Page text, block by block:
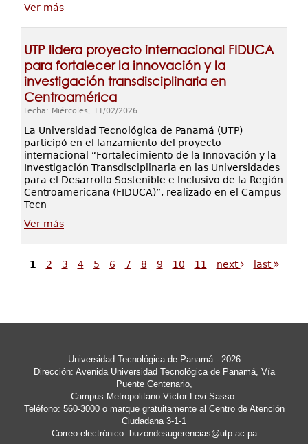
Ver más
UTP lidera proyecto internacional FIDUCA
para fortalecer la innovación y la
investigación transdisciplinaria en
Centroamérica
Fecha: Miércoles, 11/02/2026
La Universidad Tecnológica de Panamá (UTP)
participó en el lanzamiento del proyecto
internacional “Fortalecimiento de la Innovación y la
Investigación Transdisciplinaria en las Universidades
para el Desarrollo Sostenible e Inclusivo de la Región
Centroamericana (FIDUCA)”, realizado en el Campus
Tecn
Ver más
1 2 3 4 5 6 7 8 9 10 11 next last
Universidad Tecnológica de Panamá - 2026
Dirección: Avenida Universidad Tecnológica de Panamá, Vía
Puente Centenario,
Campus Metropolitano Víctor Levi Sasso.
Teléfono: 560-3000 o marque gratuitamente al Centro de Atención
Ciudadana 3-1-1
Correo electrónico: buzondesugerencias@utp.ac.pa